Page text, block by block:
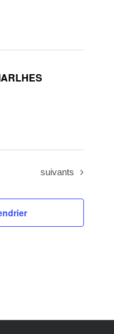
Évènements
suivants